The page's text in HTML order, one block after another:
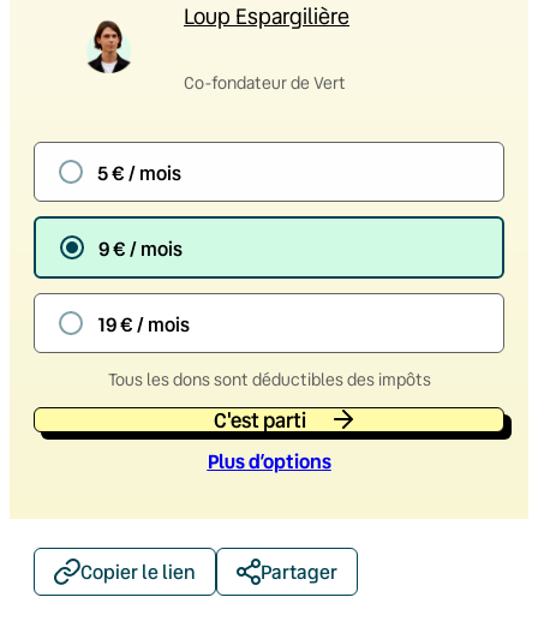
Loup Espargilière
Co-fondateur de Vert
5 € / mois
9 € / mois
19 € / mois
Tous les dons sont déductibles des impôts
C'est parti
Plus d’options
Copier le lien Partager